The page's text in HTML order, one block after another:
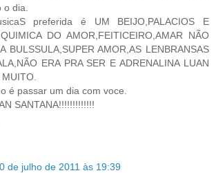
dia.
preferida é UM BEIJO,PALACIOS E
DO AMOR,FEITICEIRO,AMAR NÃO
BULSSULA,SUPER AMOR,AS LENBRANSAS
ERA PRA SER E ADRENALINA LUAN
é passar um dia com voce.
SANTANA!!!!!!!!!!!!!
de julho de 2011 às 19:39